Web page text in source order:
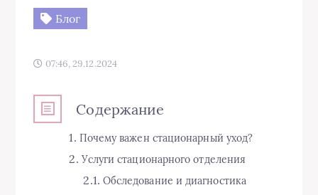
Блог
07:46, 29.12.2024
Содержание
Почему важен стационарный уход?
Услуги стационарного отделения
Обследование и диагностика